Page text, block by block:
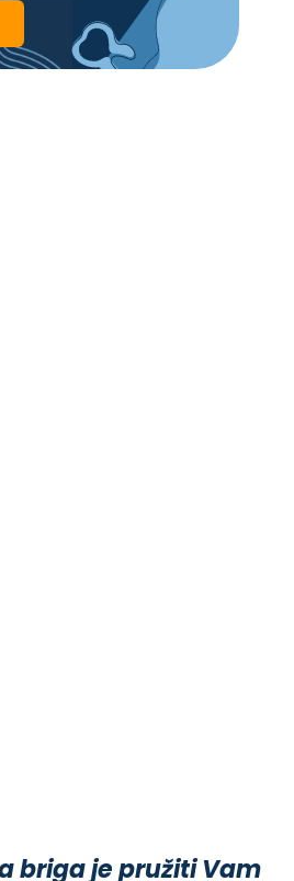
briga je pružiti Vam